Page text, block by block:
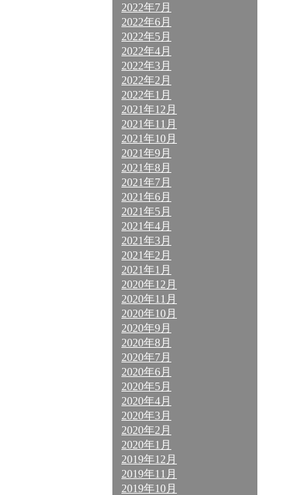
2022年7月
2022年6月
2022年5月
2022年4月
2022年3月
2022年2月
2022年1月
2021年12月
2021年11月
2021年10月
2021年9月
2021年8月
2021年7月
2021年6月
2021年5月
2021年4月
2021年3月
2021年2月
2021年1月
2020年12月
2020年11月
2020年10月
2020年9月
2020年8月
2020年7月
2020年6月
2020年5月
2020年4月
2020年3月
2020年2月
2020年1月
2019年12月
2019年11月
2019年10月